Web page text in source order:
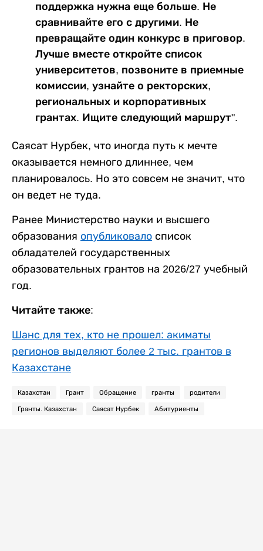
поддержка нужна еще больше. Не
сравнивайте его с другими. Не
превращайте один конкурс в приговор.
Лучше вместе откройте список
университетов, позвоните в приемные
комиссии, узнайте о ректорских,
региональных и корпоративных
грантах. Ищите следующий маршрут".
Саясат Нурбек, что иногда путь к мечте
оказывается немного длиннее, чем
планировалось. Но это совсем не значит, что
он ведет не туда.
Ранее Министерство науки и высшего
образования опубликовало список
обладателей государственных
образовательных грантов на 2026/27 учебный
год.
Читайте также:
Шанс для тех, кто не прошел: акиматы
регионов выделяют более 2 тыс. грантов в
Казахстане
Казахстан Грант Обращение гранты родители
Гранты. Казахстан Саясат Нурбек Абитуриенты